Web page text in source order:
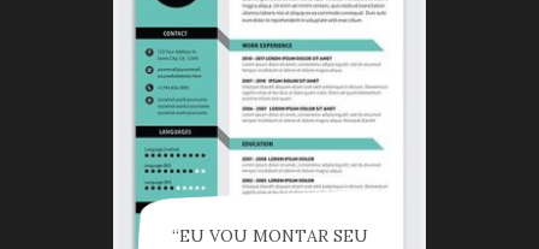
“EU VOU MONTAR SEU